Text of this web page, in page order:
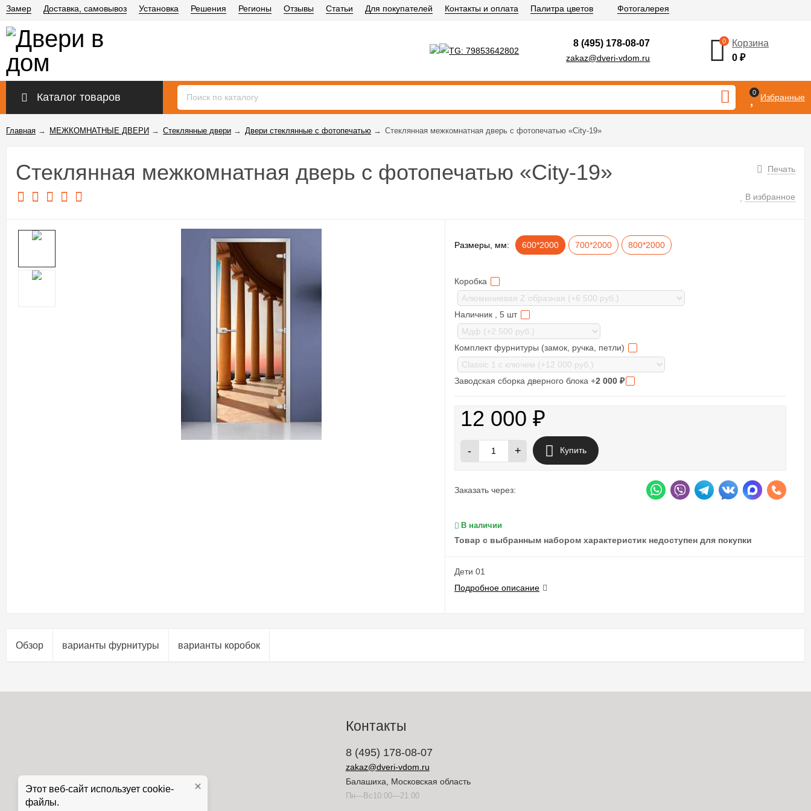
Замер Доставка, самовывоз Установка Решения Регионы Отзывы Статьи Для покупателей Контакты и оплата Палитра цветов Фотогалерея
8 (495) 178-08-07
zakaz@dveri-vdom.ru
0
Корзина
0₽
Каталог товаров 0 Избранные
Главная → МЕЖКОМНАТНЫЕ ДВЕРИ → Стеклянные двери → Двери стеклянные с фотопечатью → Стеклянная межкомнатная дверь с фотопечатью «City-19»
Печать
Стеклянная межкомнатная дверь с фотопечатью «City-19»
В избранное
Размеры, мм: 600*2000 700*2000 800*2000
Коробка
Наличник , 5 шт
Комплект фурнитуры (замок, ручка, петли)
Заводская сборка дверного блока +2 000₽
12 000₽
- + Купить
Заказать через:
В наличии
Товар с выбранным набором характеристик недоступен для покупки
Дети 01
Подробное описание
Обзор варианты фурнитуры варианты коробок
Контакты
8 (495) 178-08-07
zakaz@dveri-vdom.ru
Балашиха, Московская область
Пн—Вс10:00—21:00
Этот веб-сайт использует cookie-
файлы.